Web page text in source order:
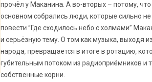
прочёл у Маканина. А во-вторых – потому,
основном собрались люди, которые сильно
повести ”Где сходилось небо с холмами”
и серьёзную тему. О том как музыка, выходя
народа, превращается в итоге в ротацию,
губительным потоком из радиоприёмников и
собственные корни.